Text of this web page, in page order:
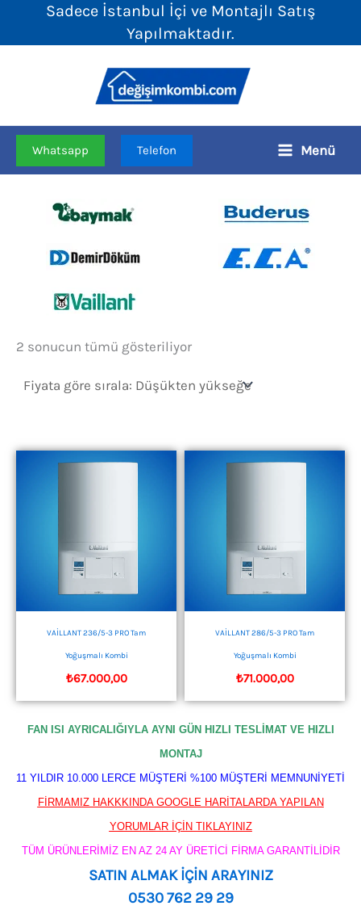
Sadece İstanbul İçi ve Montajlı Satış
Yapılmaktadır.
Whatsapp Telefon Menü
2 sonucun tümü gösteriliyorFiyata
düşükten
VAİLLANT 236/5-3 PRO Tam
Yoğuşmalı Kombi
₺67.000,00
VAİLLANT 286/5-3 PRO Tam
Yoğuşmalı Kombi
₺71.000,00
FAN ISI AYRICALIĞIYLA AYNI GÜN HIZLI TESLİMAT VE HIZLI
MONTAJ
11 YILDIR 10.000 LERCE MÜŞTERİ %100 MÜŞTERİ MEMNUNİYETİ
FİRMAMIZ HAKKKINDA GOOGLE HARİTALARDA YAPILAN
YORUMLAR İÇİN TIKLAYINIZ
TÜM ÜRÜNLERİMİZ EN AZ 24 AY ÜRETİCİ FİRMA GARANTİLİDİR
SATIN ALMAK İÇİN ARAYINIZ
0530 762 29 29